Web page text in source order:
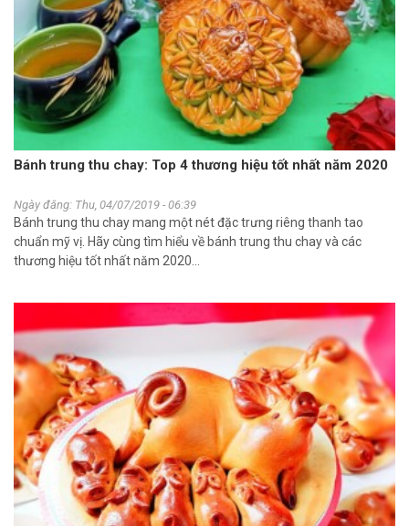
Bánh trung thu chay: Top 4 thương hiệu tốt nhất năm 2020
Ngày đăng: Thu, 04/07/2019 - 06:39
Bánh trung thu chay mang một nét đặc trưng riêng thanh tao
chuẩn mỹ vị. Hãy cùng tìm hiểu về bánh trung thu chay và các
thương hiệu tốt nhất năm 2020...